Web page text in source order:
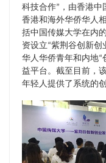
科技合作”，由香港
香港和海外华侨华人
括中国传媒大学在内
资设立“紫荆谷创新
华人华侨青年和内地“
益平台。截至目前，
年轻人提供了系统的